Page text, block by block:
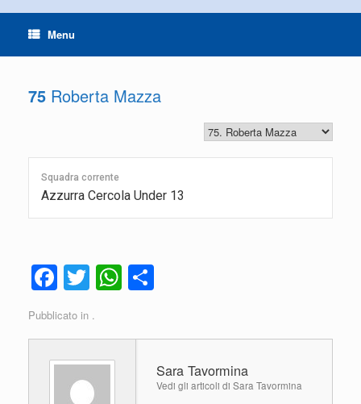
Menu
75 Roberta Mazza
Squadra corrente
Azzurra Cercola Under 13
F
a
c
e
b
T
wi
tt
er
W
h
at n
vi
Pubblicato in .
Sara Tavormina
Vedi gli articoli di Sara Tavormina